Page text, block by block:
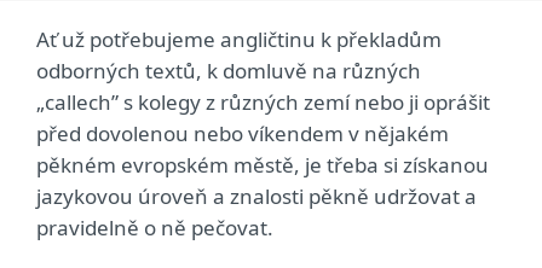
Ať už potřebujeme angličtinu k překladům
odborných textů, k domluvě na různých
„callech” s kolegy z různých zemí nebo ji oprášit
před dovolenou nebo víkendem v nějakém
pěkném evropském městě, je třeba si získanou
jazykovou úroveň a znalosti pěkně udržovat a
pravidelně o ně pečovat.